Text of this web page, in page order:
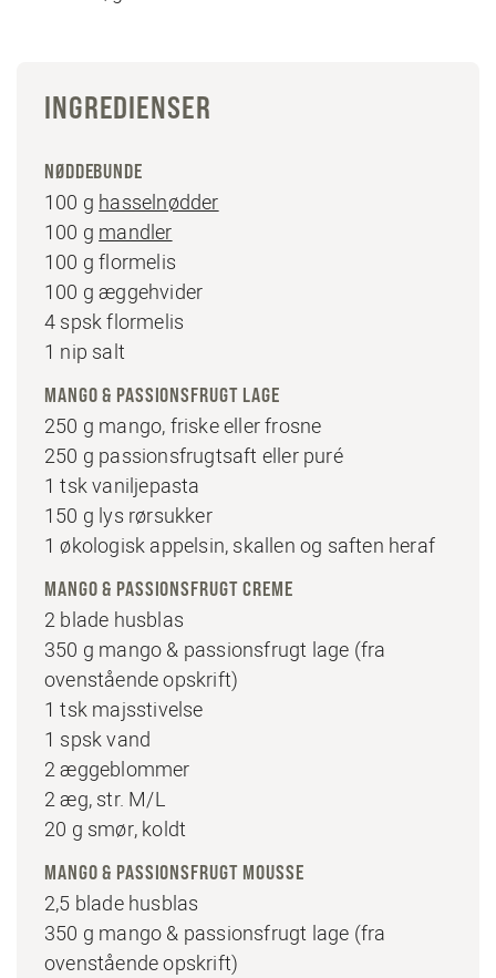
INGREDIENSER
NØDDEBUNDE
100 g hasselnødder
100 g mandler
100 g flormelis
100 g æggehvider
4 spsk flormelis
1 nip salt
MANGO & PASSIONSFRUGT LAGE
250 g mango, friske eller frosne
250 g passionsfrugtsaft eller puré
1 tsk vaniljepasta
150 g lys rørsukker
1 økologisk appelsin, skallen og saften heraf
MANGO & PASSIONSFRUGT CREME
2 blade husblas
350 g mango & passionsfrugt lage (fra
ovenstående opskrift)
1 tsk majsstivelse
1 spsk vand
2 æggeblommer
2 æg, str. M/L
20 g smør, koldt
MANGO & PASSIONSFRUGT MOUSSE
2,5 blade husblas
350 g mango & passionsfrugt lage (fra
ovenstående opskrift)